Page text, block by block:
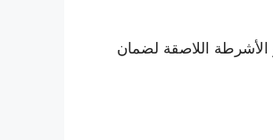
اللاصقة لضمان